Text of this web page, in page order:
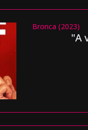
Bronca (2023)
"A